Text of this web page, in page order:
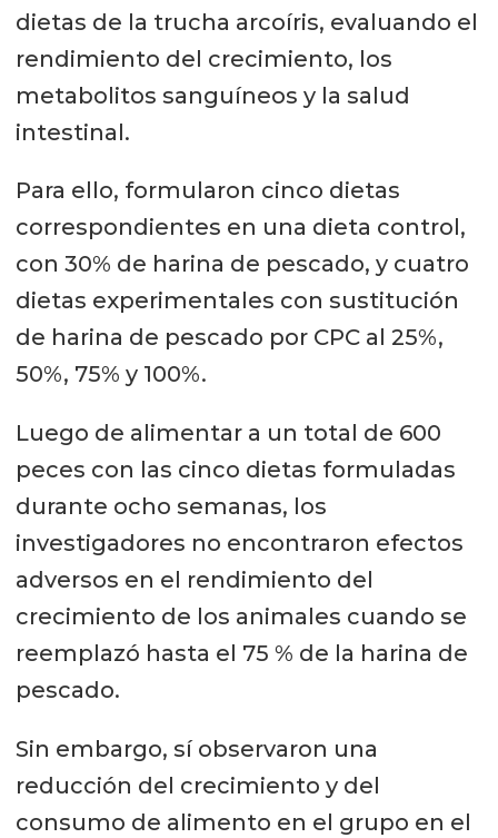
dietas de la trucha arcoíris, evaluando el
rendimiento del crecimiento, los
metabolitos sanguíneos y la salud
intestinal.
Para ello, formularon cinco dietas
correspondientes en una dieta control,
con 30% de harina de pescado, y cuatro
dietas experimentales con sustitución
de harina de pescado por CPC al 25%,
50%, 75% y 100%.
Luego de alimentar a un total de 600
peces con las cinco dietas formuladas
durante ocho semanas, los
investigadores no encontraron efectos
adversos en el rendimiento del
crecimiento de los animales cuando se
reemplazó hasta el 75 % de la harina de
pescado.
Sin embargo, sí observaron una
reducción del crecimiento y del
consumo de alimento en el grupo en el